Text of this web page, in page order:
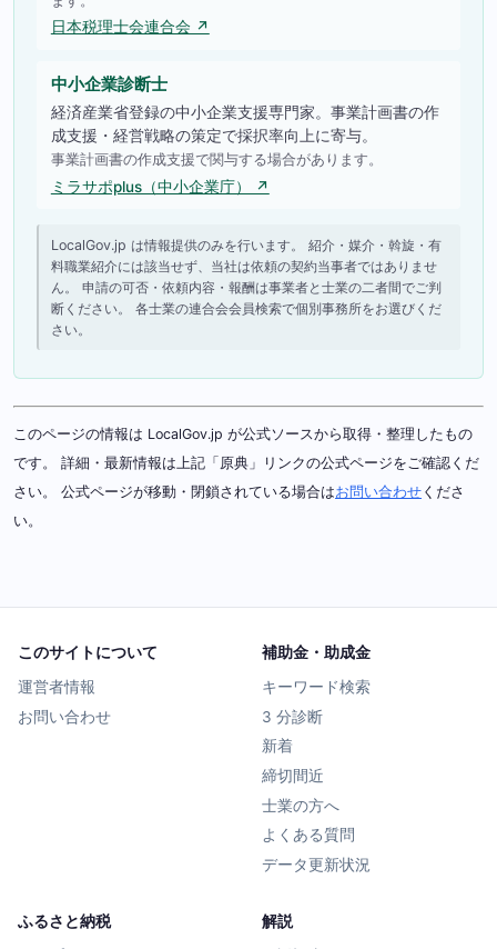
日本税理士会連合会 ↗
中小企業診断士
経済産業省登録の中小企業支援専門家。事業計画書の作
成支援・経営戦略の策定で採択率向上に寄与。
事業計画書の作成支援で関与する場合があります。
ミラサポplus（中小企業庁） ↗
LocalGov.jp は情報提供のみを行います。 紹介・媒介・斡旋・有
料職業紹介には該当せず、当社は依頼の契約当事者ではありませ
ん。 申請の可否・依頼内容・報酬は事業者と士業の二者間でご判
断ください。 各士業の連合会会員検索で個別事務所をお選びくだ
さい。
このページの情報は LocalGov.jp が公式ソースから取得・整理したもの
です。 詳細・最新情報は上記「原典」リンクの公式ページをご確認くだ
さい。 公式ページが移動・閉鎖されている場合はお問い合わせ くださ
い。
このサイトについて
運営者情報
お問い合わせ
補助金・助成金
キーワード検索
3 分診断
新着
締切間近
士業の方へ
よくある質問
データ更新状況
ふるさと納税 解説